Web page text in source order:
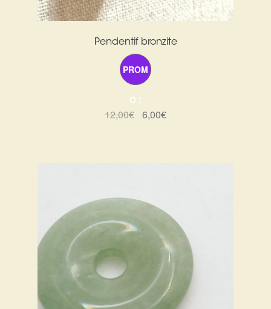
Pendentif bronzite
PROM
O !
12,00€ Le
6,00€Le